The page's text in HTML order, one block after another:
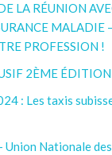
LA RÉUNION
MALADIE
PROFESSION !
2ÈME ÉDITION
: Les taxis
Union Nationale